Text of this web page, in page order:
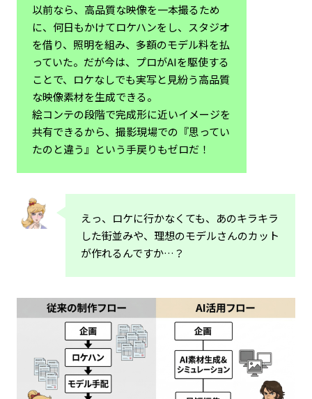
以前なら、高品質な映像を一本撮るため
に、何日もかけてロケハンをし、スタジオ
を借り、照明を組み、多額のモデル料を払
っていた。だが今は、プロがAIを駆使する
ことで、ロケなしでも実写と見紛う高品質
な映像素材を生成できる。
絵コンテの段階で完成形に近いイメージを
共有できるから、撮影現場での『思ってい
たのと違う』という手戻りもゼロだ！
えっ、ロケに行かなくても、あのキラキラ
した街並みや、理想のモデルさんのカット
が作れるんですか…？